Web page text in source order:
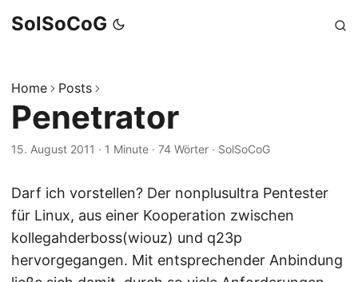
SolSoCoG
Home Posts
Penetrator
15. August 2011 · 1 Minute · 74 Wörter · SolSoCoG
Darf ich vorstellen? Der nonplusultra Pentester
für Linux, aus einer Kooperation zwischen
kollegahderboss(wiouz) und q23p
hervorgegangen. Mit entsprechender Anbindung